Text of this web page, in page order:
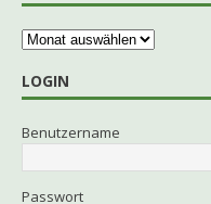
LOGIN
Benutzername
Passwort